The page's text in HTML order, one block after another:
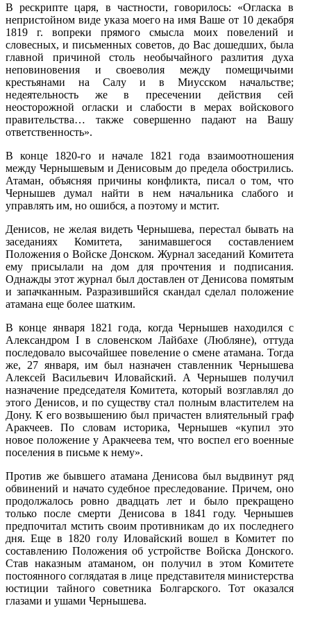
В рескрипте царя, в частности, говорилось: «Огласка в
непристойном виде указа моего на имя Ваше от 10 декабря
1819 г. вопреки прямого смысла моих повелений и
словесных, и письменных советов, до Вас дошедших, была
главной причиной столь необычайного разлития духа
неповиновения и своеволия между помещичьими
крестьянами на Салу и в Миусском начальстве;
недеятельность же в пресечении действия сей
неосторожной огласки и слабости в мерах войскового
правительства… также совершенно падают на Вашу
ответственность».
В конце 1820-го и начале 1821 года взаимоотношения
между Чернышевым и Денисовым до предела обострились.
Атаман, объясняя причины конфликта, писал о том, что
Чернышев думал найти в нем начальника слабого и
управлять им, но ошибся, а поэтому и мстит.
Денисов, не желая видеть Чернышева, перестал бывать на
заседаниях Комитета, занимавшегося составлением
Положения о Войске Донском. Журнал заседаний Комитета
ему присылали на дом для прочтения и подписания.
Однажды этот журнал был доставлен от Денисова помятым
и запачканным. Разразившийся скандал сделал положение
атамана еще более шатким.
В конце января 1821 года, когда Чернышев находился с
Александром I в словенском Лайбахе (Любляне), оттуда
последовало высочайшее повеление о смене атамана. Тогда
же, 27 января, им был назначен ставленник Чернышева
Алексей Васильевич Иловайский. А Чернышев получил
назначение председателя Комитета, который возглавлял до
этого Денисов, и по существу стал полным властителем на
Дону. К его возвышению был причастен влиятельный граф
Аракчеев. По словам историка, Чернышев «купил это
новое положение у Аракчеева тем, что воспел его военные
поселения в письме к нему».
Против же бывшего атамана Денисова был выдвинут ряд
обвинений и начато судебное преследование. Причем, оно
продолжалось ровно двадцать лет и было прекращено
только после смерти Денисова в 1841 году. Чернышев
предпочитал мстить своим противникам до их последнего
дня. Еще в 1820 голу Иловайский вошел в Комитет по
составлению Поло­жения об устройстве Войска Донского.
Став наказным атаманом, он получил в этом Комитете
постоянного соглядатая в лице представителя министерства
юстиции тайного советника Болгарского. Тот оказался
глазами и ушами Чернышева.